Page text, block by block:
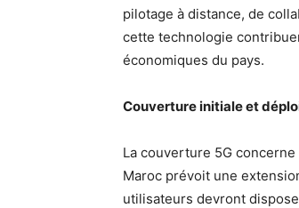
pilotage à distance, de
cette technologie
économiques du pays.
Couverture initiale et
La couverture 5G concerne
Maroc prévoit une
utilisateurs devront